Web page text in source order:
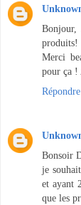
produits!
Merci
pour ça !
Répondre
Bonsoir
je
et ayant
que les